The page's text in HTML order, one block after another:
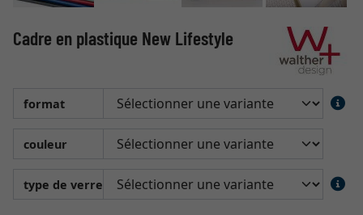
Cadre en plastique New Lifestyle
format
couleur
type de verre